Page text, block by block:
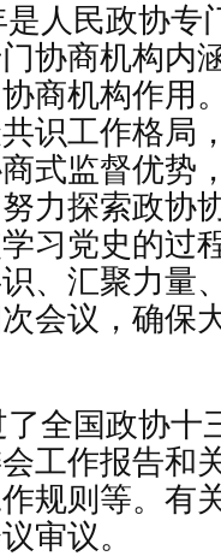
人民政协专
协商机构内
商机构作用
识工作格局
式监督优势
力探索政协
习党史的过
、汇聚力量
会议，确保
全国政协十
工作报告和
规则等。有
审议。